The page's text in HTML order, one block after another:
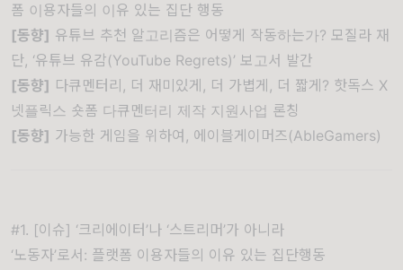
폼 이용자들의 이유 있는 집단 행동
[동향] 유튜브 추천 알고리즘은 어떻게 작동하는가? 모질라 재
단, ‘유튜브 유감(YouTube Regrets)’ 보고서 발간
[동향] 다큐멘터리, 더 재미있게, 더 가볍게, 더 짧게? 핫독스 X
넷플릭스 숏폼 다큐멘터리 제작 지원사업 론칭
[동향] 가능한 게임을 위하여, 에이블게이머즈(AbleGamers)
#1. [이슈] ‘크리에이터’나 ‘스트리머’가 아니라
‘노동자’로서: 플랫폼 이용자들의 이유 있는 집단행동